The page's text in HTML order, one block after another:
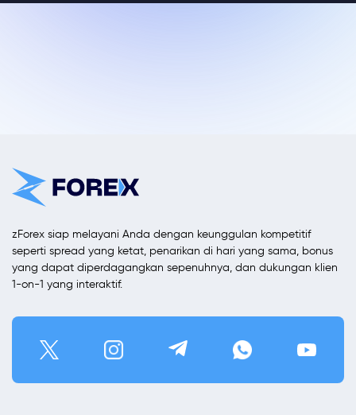
zForex siap melayani Anda dengan keunggulan kompetitif
seperti spread yang ketat, penarikan di hari yang sama, bonus
yang dapat diperdagangkan sepenuhnya, dan dukungan klien
1-on-1 yang interaktif.